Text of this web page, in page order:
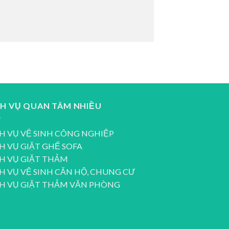
VỤ QUAN TÂM NHIỀU
VỤ VỆ SINH CÔNG NGHIỆP
VỤ GIẶT GHẾ SOFA
VỤ GIẶT THẢM
VỤ VỆ SINH CĂN HỘ, CHUNG CƯ
VỤ GIẶT THẢM VĂN PHÒNG